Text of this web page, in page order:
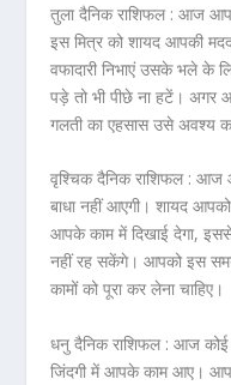
तुला दैनिक राशिफल :आज
इस मित्र को शायद आपकी
वफादारी निभाएं उसके भले के
पड़े तो भी पीछे ना हटें। अगर
गलती का एहसास उसे अवश्य
वृश्चिक दैनिक राशिफल :आज
बाधा नहीं आएगी। शायद
आपके काम में दिखाई देगा,
नहीं रह सकेंगे। आपको इस
कामों को पूरा कर लेना चाहिए।
धनु दैनिक राशिफल :आज कोई
जिंदगी में आपके काम आए। आप